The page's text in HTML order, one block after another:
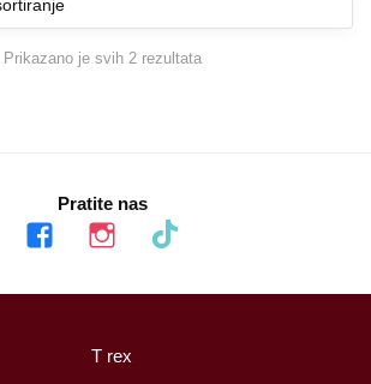
Prikazano je svih 2 rezultata
Pratite nas
facebook instagram tiktok